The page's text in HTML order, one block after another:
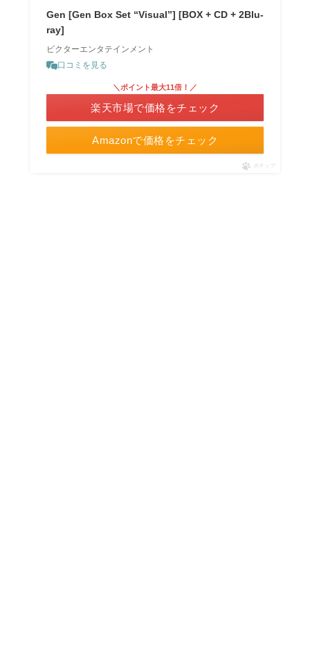
Gen [Gen Box Set “Visual”] [BOX + CD + 2Blu-
ray]
ビクターエンタテインメント
口コミを見る
Amazonで価格をチェック
＼ポイント最大11倍！／
楽天市場で価格をチェック
ポチップ